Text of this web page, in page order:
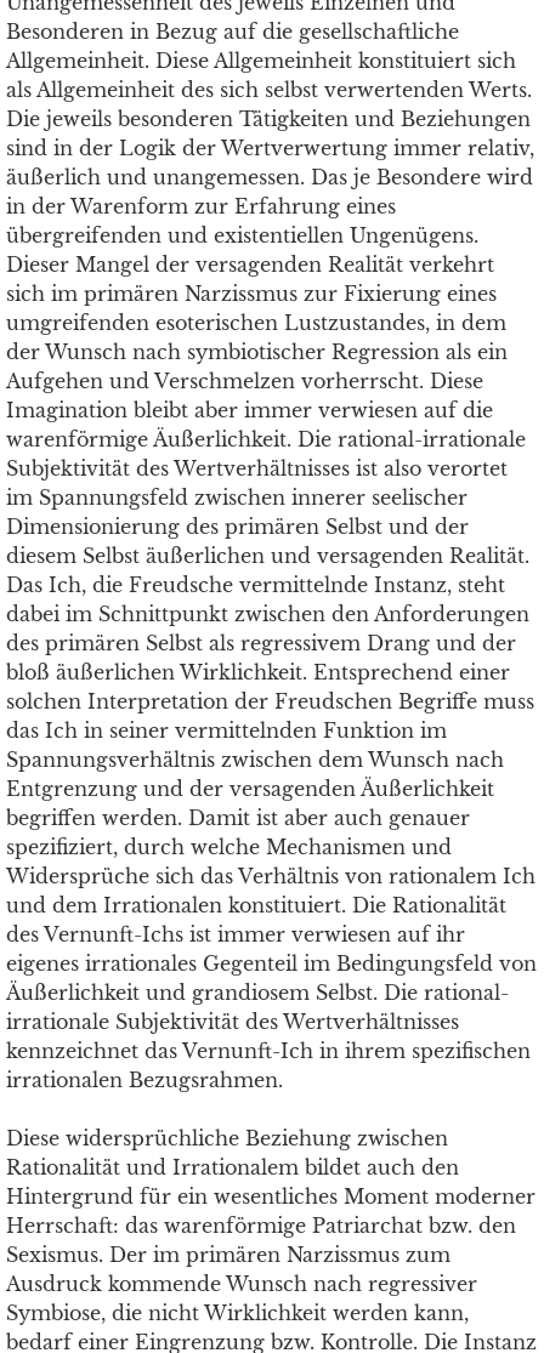
Besonderen in Bezug auf die gesellschaftliche
Allgemeinheit. Diese Allgemeinheit konstituiert sich
als Allgemeinheit des sich selbst verwertenden Werts.
Die jeweils besonderen Tätigkeiten und Beziehungen
sind in der Logik der Wertverwertung immer relativ,
äußerlich und unangemessen. Das je Besondere wird
in der Warenform zur Erfahrung eines
übergreifenden und existentiellen Ungenügens.
Dieser Mangel der versagenden Realität verkehrt
sich im primären Narzissmus zur Fixierung eines
umgreifenden esoterischen Lustzustandes, in dem
der Wunsch nach symbiotischer Regression als ein
Aufgehen und Verschmelzen vorherrscht. Diese
Imagination bleibt aber immer verwiesen auf die
warenförmige Äußerlichkeit. Die rational-irrationale
Subjektivität des Wertverhältnisses ist also verortet
im Spannungsfeld zwischen innerer seelischer
Dimensionierung des primären Selbst und der
diesem Selbst äußerlichen und versagenden Realität.
Das Ich, die Freudsche vermittelnde Instanz, steht
dabei im Schnittpunkt zwischen den Anforderungen
des primären Selbst als regressivem Drang und der
bloß äußerlichen Wirklichkeit. Entsprechend einer
solchen Interpretation der Freudschen Begriffe muss
das Ich in seiner vermittelnden Funktion im
Spannungsverhältnis zwischen dem Wunsch nach
Entgrenzung und der versagenden Äußerlichkeit
begriffen werden. Damit ist aber auch genauer
spezifiziert, durch welche Mechanismen und
Widersprüche sich das Verhältnis von rationalem Ich
und dem Irrationalen konstituiert. Die Rationalität
des Vernunft-Ichs ist immer verwiesen auf ihr
eigenes irrationales Gegenteil im Bedingungsfeld von
Äußerlichkeit und grandiosem Selbst. Die rational-
irrationale Subjektivität des Wertverhältnisses
kennzeichnet das Vernunft-Ich in ihrem spezifischen
irrationalen Bezugsrahmen.
Diese widersprüchliche Beziehung zwischen
Rationalität und Irrationalem bildet auch den
Hintergrund für ein wesentliches Moment moderner
Herrschaft: das warenförmige Patriarchat bzw. den
Sexismus. Der im primären Narzissmus zum
Ausdruck kommende Wunsch nach regressiver
Symbiose, die nicht Wirklichkeit werden kann,
bedarf einer Eingrenzung bzw. Kontrolle. Die Instanz